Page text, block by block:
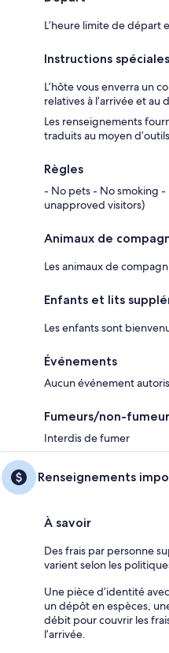
L’heure limite de départ
Instructions
L’hôte vous enverra un
relatives à l’arrivée et au
Les renseignements
traduits au moyen
Règles
- No pets - No smoking
unapproved visitors)
Animaux de
Les animaux de
Enfants et lits
Les enfants sont
Événements
Aucun événement
Fumeurs/non-
Interdis de fumer
Renseignements
À savoir
Des frais par personne
varient selon les
Une pièce d’identité
un dépôt en espèces,
débit pour couvrir les
l’arrivée.